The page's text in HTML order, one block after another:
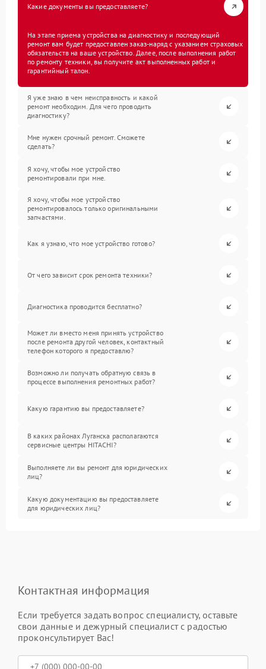
Какие документы вы предоставляете?
На этапе приема устройства на диагностику и последующий
ремонт вам будет предоставлен заказ-наряд с указанием страховых
обязательств на ваше устройство. Далее, после выполнения работ
по ремонту техники, вы получите акт выполненных работ и
гарантийный талон.
Я уже знаю в чем неисправность и какой
ремонт необходим. Для чего проводить
диагностику?
Мне нужен срочный ремонт. Сможете
сделать?
Я хочу, чтобы мое устройство
ремонтировали при мне.
Я хочу, чтобы мое устройство
ремонтировалось только оригинальными
запчастями.
Как я узнаю, что мое устройство готово?
От чего зависит срок ремонта техники?
Диагностика проводится бесплатно?
Может ли вместо меня принять устройство
после ремонта другой человек, контактный
телефон которого я предоставлю?
Возможно ли получать обратную связь в
процессе выполнения ремонтных работ?
Какую гарантию вы предоставляете?
В каких районах Луганска располагаются
сервисные центры HITACHI?
Выполняете ли вы ремонт для юридических
лиц?
Какую документацию вы предоставляете
для юридических лиц?
Контактная информация
Если требуется задать вопрос специалисту, оставьте
свои данные и дежурный специалист с радостью
проконсультирует Вас!